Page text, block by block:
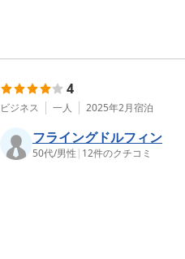
4
ビジネス 一人 2025年2月宿泊
フライングドルフィン
50代/男性 | 12件のクチコミ